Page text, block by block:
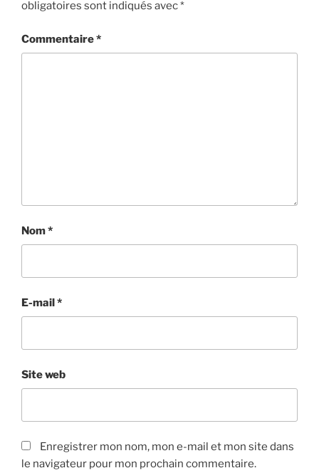
obligatoires sont indiqués avec*
Commentaire*
Nom*
E-mail*
Site web
Enregistrer mon nom, mon e-mail et mon site dans
le navigateur pour mon prochain commentaire.